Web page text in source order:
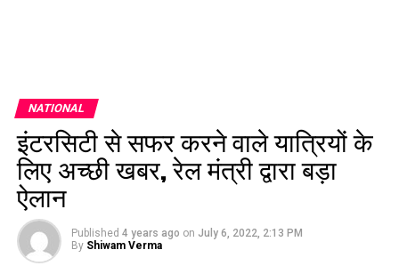
NATIONAL
इंटरसिटी से सफर करने वाले यात्रियों के
लिए अच्छी खबर, रेल मंत्री द्वारा बड़ा
ऐलान
Published 4 years ago on July 6, 2022, 2:13 PM
By Shiwam Verma